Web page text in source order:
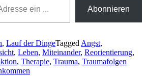
Abonnieren
, Lauf der DingeTagged Angst,
, Leben, Miteinander, Reorientierung,
, Therapie, Trauma, Traumafolgen